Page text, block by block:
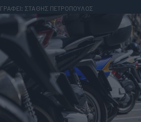
ΓΡΑΦΕΙ: ΣΤΑΘΗΣ ΠΕΤΡΟΠΟΥΛΟΣ